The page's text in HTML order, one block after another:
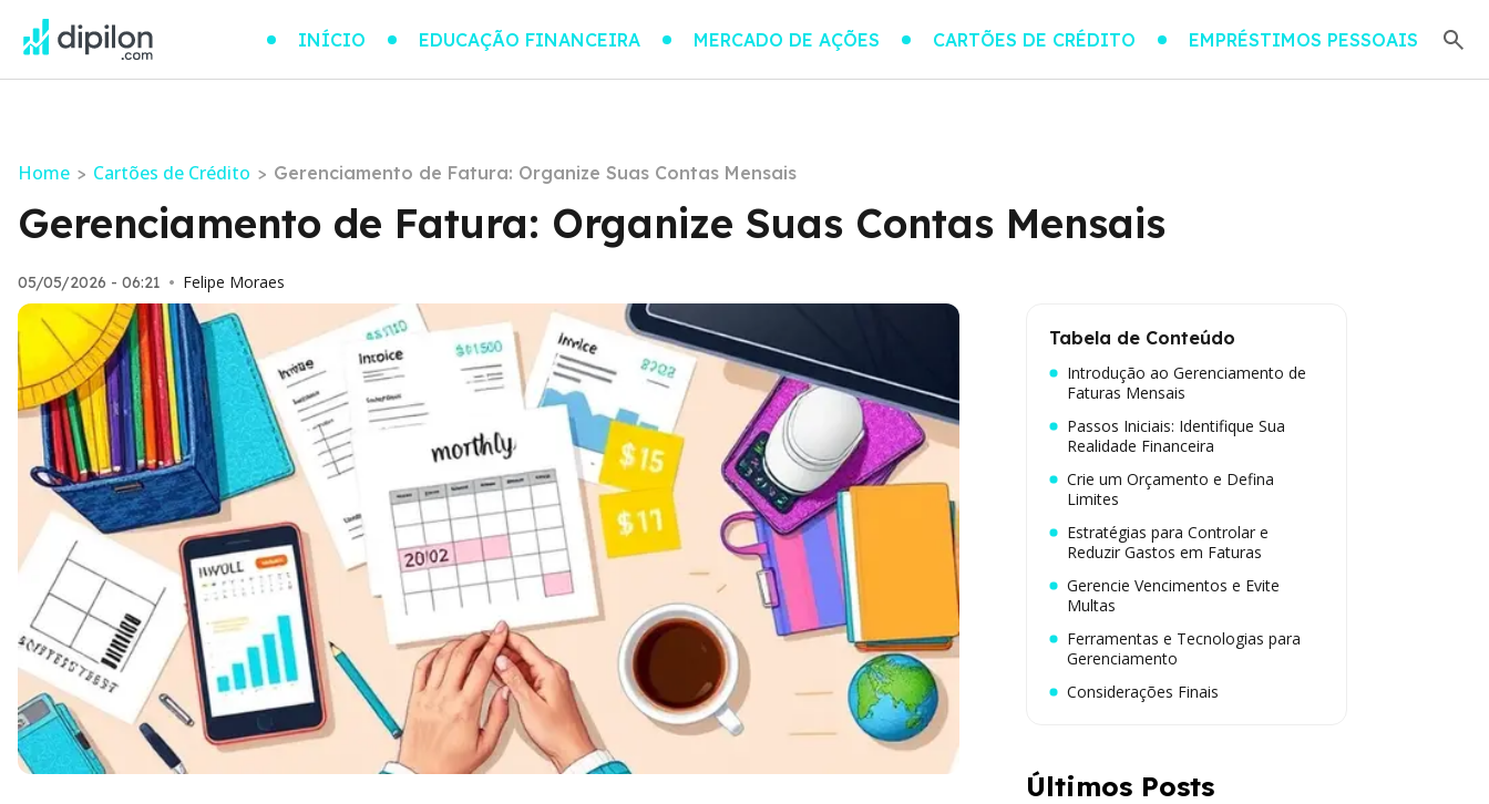
INÍCIO EDUCAÇÃO FINANCEIRA MERCADO DE AÇÕES CARTÕES DE CRÉDITO EMPRÉSTIMOS PESSOAIS
Home > Cartões de Crédito > Gerenciamento de Fatura: Organize Suas Contas Mensais
Gerenciamento de Fatura: Organize Suas Contas Mensais
05/05/2026 - 06:21 • Felipe Moraes
Tabela de Conteúdo
Introdução ao Gerenciamento de
Faturas Mensais
Passos Iniciais: Identifique Sua
Realidade Financeira
Crie um Orçamento e Defina
Limites
Estratégias para Controlar e
Reduzir Gastos em Faturas
Gerencie Vencimentos e Evite
Multas
Ferramentas e Tecnologias para
Gerenciamento
Considerações Finais
Últimos Posts